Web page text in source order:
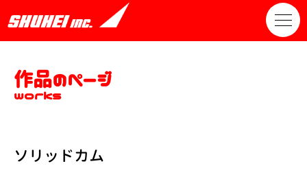
作品のページ
works
ソリッドカム